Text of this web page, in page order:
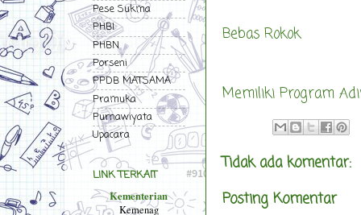
Bebas Rokok
Memiliki Program
Tidak ada komentar:
Posting Komentar
Pese Sukma
PHBI
PHBN
Porseni
PPDB MATSAMA
Pramuka
Purnawiyata
Upacara
LINK TERKAIT
Kementerian
Kemenag